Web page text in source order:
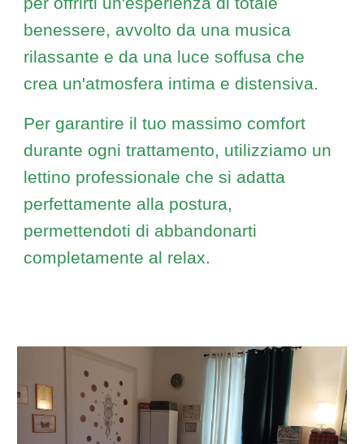
benessere, avvolto da una musica
rilassante e da una luce soffusa che
crea un'atmosfera intima e distensiva.
​Per garantire il tuo massimo comfort
durante ogni trattamento, utilizziamo un
lettino professionale che si adatta
perfettamente alla postura,
permettendoti di abbandonarti
completamente al relax.